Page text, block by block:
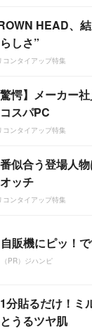
HEAD、
しさ”
コンタイアップ特集
驚愕】メーカー
スパPC
コンタイアップ特集
似合う登場人
ッチ
コンタイアップ特集
自販機にピッ！
（PR）ジハンピ
分貼るだけ！ミ
うるツヤ肌